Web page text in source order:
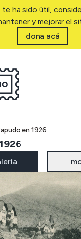
ha sido útil,
y mejorar el
dona acá
en 1926